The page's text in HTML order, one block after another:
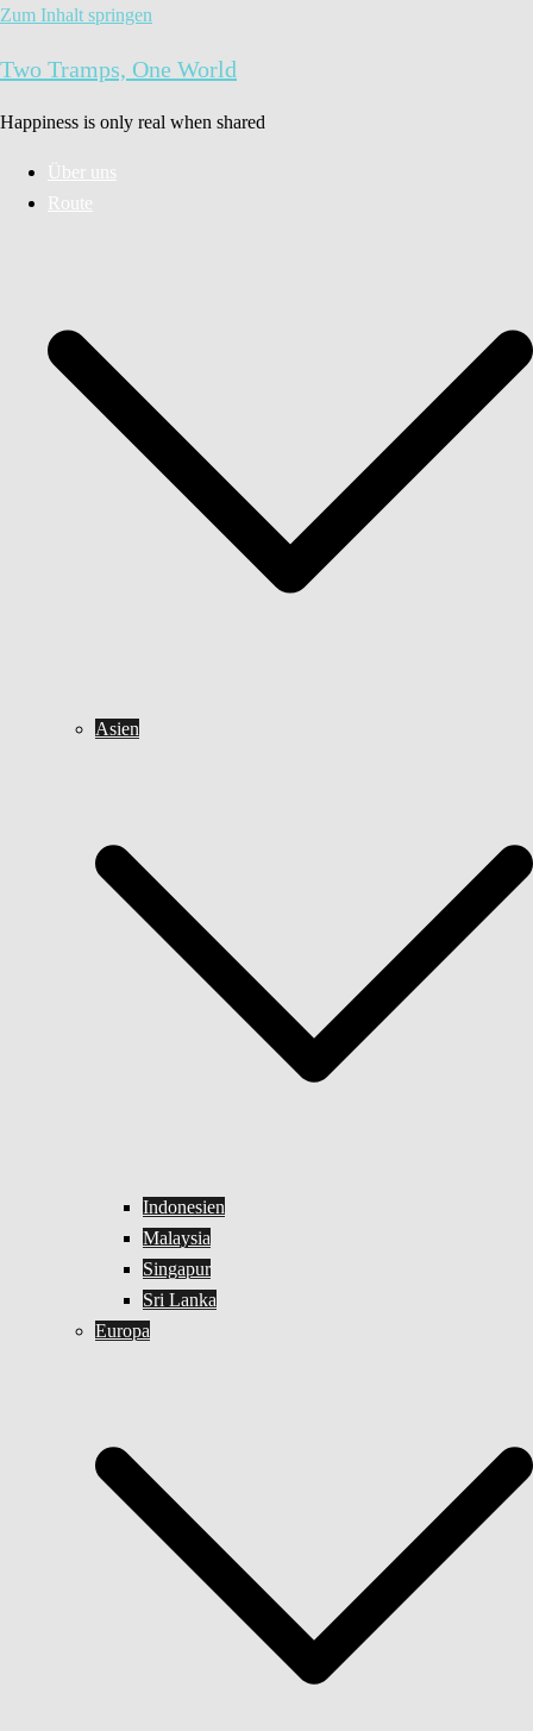
Zum Inhalt springen
Two Tramps, One World
Happiness is only real when shared
Über uns
Route
Asien
Indonesien
Malaysia
Singapur
Sri Lanka
Europa